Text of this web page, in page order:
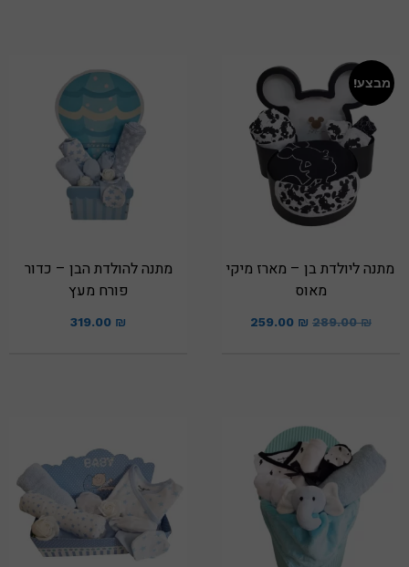
מבצע!
מתנה ליולדת בן – מארז מיקי
מאוס
289.00₪
259.00 ₪
מתנה להולדת הבן – כדור
פורח מעץ
319.00 ₪